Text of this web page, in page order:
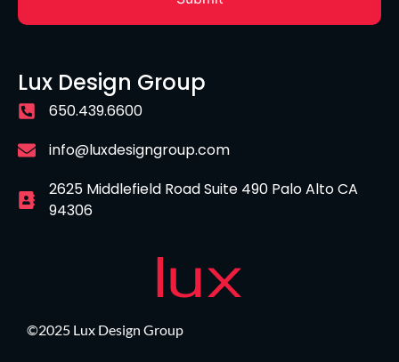
Lux Design Group
650.439.6600
info@luxdesigngroup.com
2625 Middlefield Road Suite 490 Palo Alto CA
94306
©2025 Lux Design Group